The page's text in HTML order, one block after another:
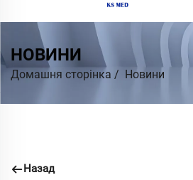
НОВИНИ
Домашня сторінка / Новини
Назад